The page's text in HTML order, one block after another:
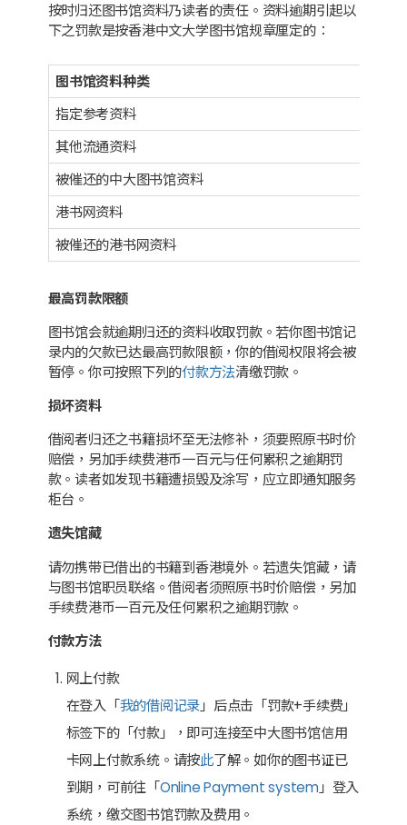
按时归还图书馆资料乃读者的责任。资料逾期引起以
下之罚款是按香港中文大学图书馆规章厘定的：
图书馆资料种类
指定参考资料
其他流通资料
被催还的中大图书馆资料
港书网资料
被催还的港书网资料
最高罚款限额
图书馆会就逾期归还的资料收取罚款。若你图书馆记
录内的欠款已达最高罚款限额，你的借阅权限将会被
暂停。你可按照下列的付款方法清缴罚款。
损坏资料
借阅者归还之书籍损坏至无法修补，须要照原书时价
赔偿，另加手续费港币一百元与任何累积之逾期罚
款。读者如发现书籍遭损毁及涂写，应立即通知服务
柜台。
遗失馆藏
请勿携带已借出的书籍到香港境外。若遗失馆藏，请
与图书馆职员联络。借阅者须照原书时价赔偿，另加
手续费港币一百元及任何累积之逾期罚款。
付款方法
网上付款
在登入「我的借阅记录」后点击「罚款+手续费」
标签下的「付款」，即可连接至中大图书馆信用
卡网上付款系统。请按此了解。如你的图书证已
到期，可前往「Online Payment system 」登入
系统，缴交图书馆罚款及费用。